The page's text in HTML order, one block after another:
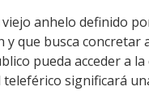
anhelo definido
y que busca concretar
pueda acceder a la
teleférico significará